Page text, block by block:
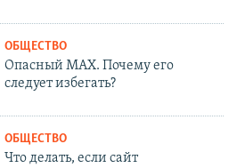
ОБЩЕСТВО
Опасный MAX. Почему его
следует избегать?
ОБЩЕСТВО
Что делать, если сайт